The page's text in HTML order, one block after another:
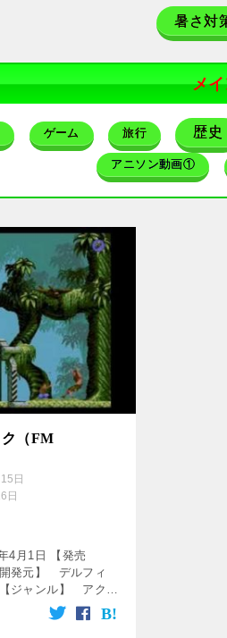
暑さ対
メ
ゲーム 旅行 歴史
アニソン動画①
（FM
日
日
4月1日 【発売
発元】 デルフィ
ジャンル】 アクシ
ゲーム ↓の動画をク
めます♪ [csshop